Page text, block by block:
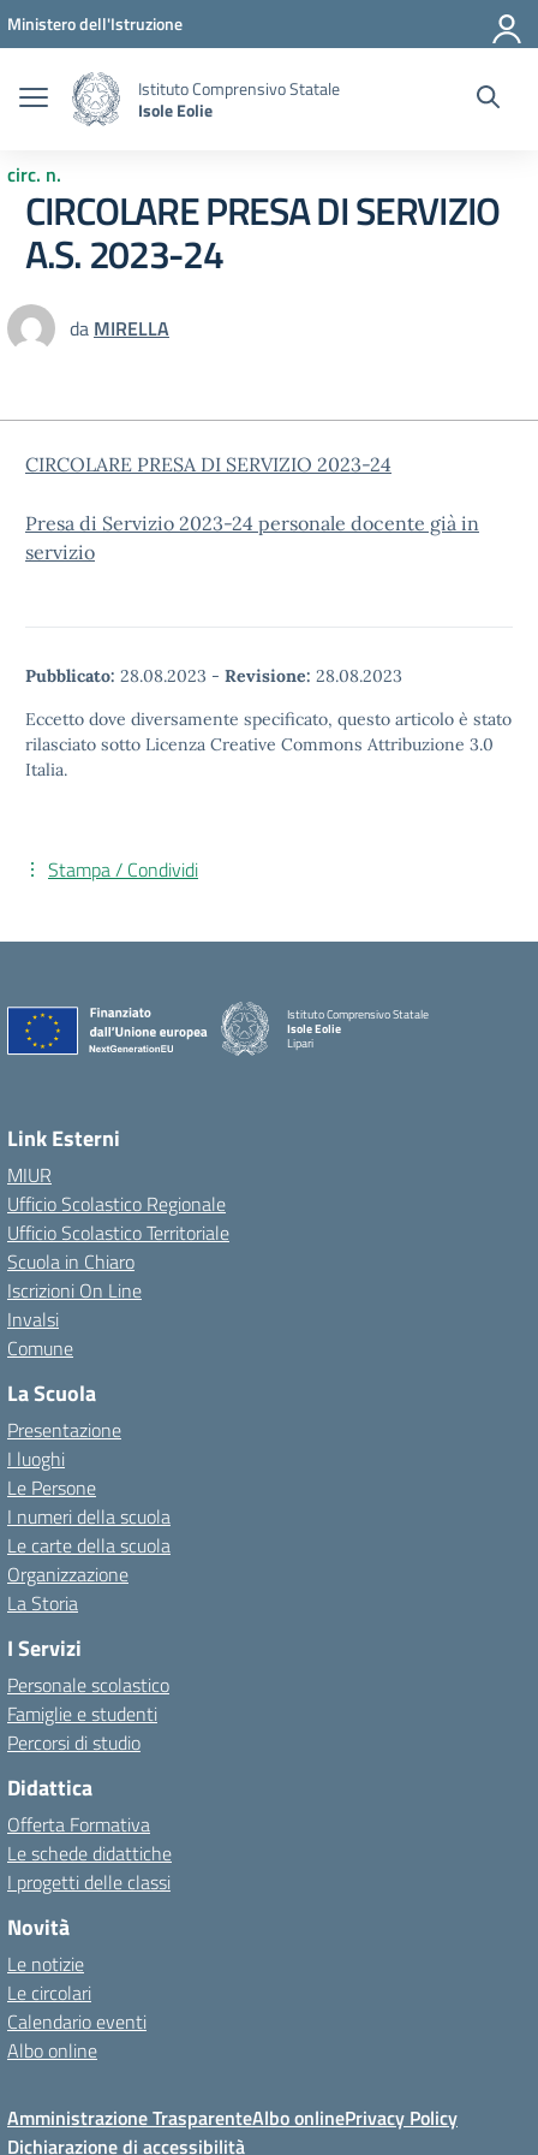
Vai ai contenuti
Vai al menu di navigazione
Vai al footer
Ministero dell'Istruzione
Istituto Comprensivo Statale
Isole Eolie
circ. n.
CIRCOLARE PRESA DI SERVIZIO
A.S. 2023-24
da MIRELLA
CIRCOLARE PRESA DI SERVIZIO 2023-24
Presa di Servizio 2023-24 personale docente già in
servizio
Pubblicato: 28.08.2023 - Revisione: 28.08.2023
Eccetto dove diversamente specificato, questo articolo è stato
rilasciato sotto Licenza Creative Commons Attribuzione 3.0
Italia.
Stampa / Condividi
Istituto Comprensivo Statale
Isole Eolie
Lipari
Link Esterni
MIUR
Ufficio Scolastico Regionale
Ufficio Scolastico Territoriale
Scuola in Chiaro
Iscrizioni On Line
Invalsi
Comune
La Scuola
Presentazione
I luoghi
Le Persone
I numeri della scuola
Le carte della scuola
Organizzazione
La Storia
I Servizi
Personale scolastico
Famiglie e studenti
Percorsi di studio
Didattica
Offerta Formativa
Le schede didattiche
I progetti delle classi
Novità
Le notizie
Le circolari
Calendario eventi
Albo online
Amministrazione TrasparenteAlbo onlinePrivacy Policy
Dichiarazione di accessibilità